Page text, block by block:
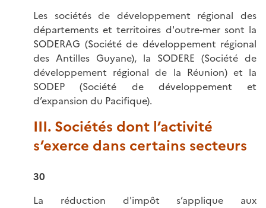
Les sociétés de développement régional des
départements et territoires d'outre-mer sont la
SODERAG (Société de développement régional
des Antilles Guyane), la SODERE (Société de
développement régional de la Réunion) et la
SODEP (Société de développement et
d’expansion du Pacifique).
III. Sociétés dont l’activité
s’exerce dans certains secteurs
30
La réduction d'impôt s’applique aux